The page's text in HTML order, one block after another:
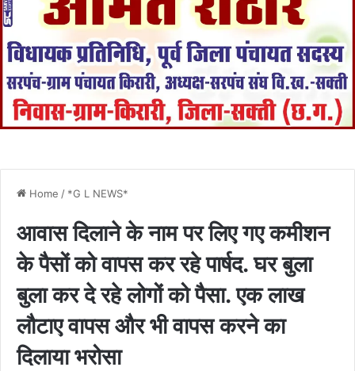
Home / *G L NEWS*
आवास दिलाने के नाम पर लिए गए कमीशन
के पैसों को वापस कर रहे पार्षद. घर बुला
बुला कर दे रहे लोगों को पैसा. एक लाख
लौटाए वापस और भी वापस करने का
दिलाया भरोसा